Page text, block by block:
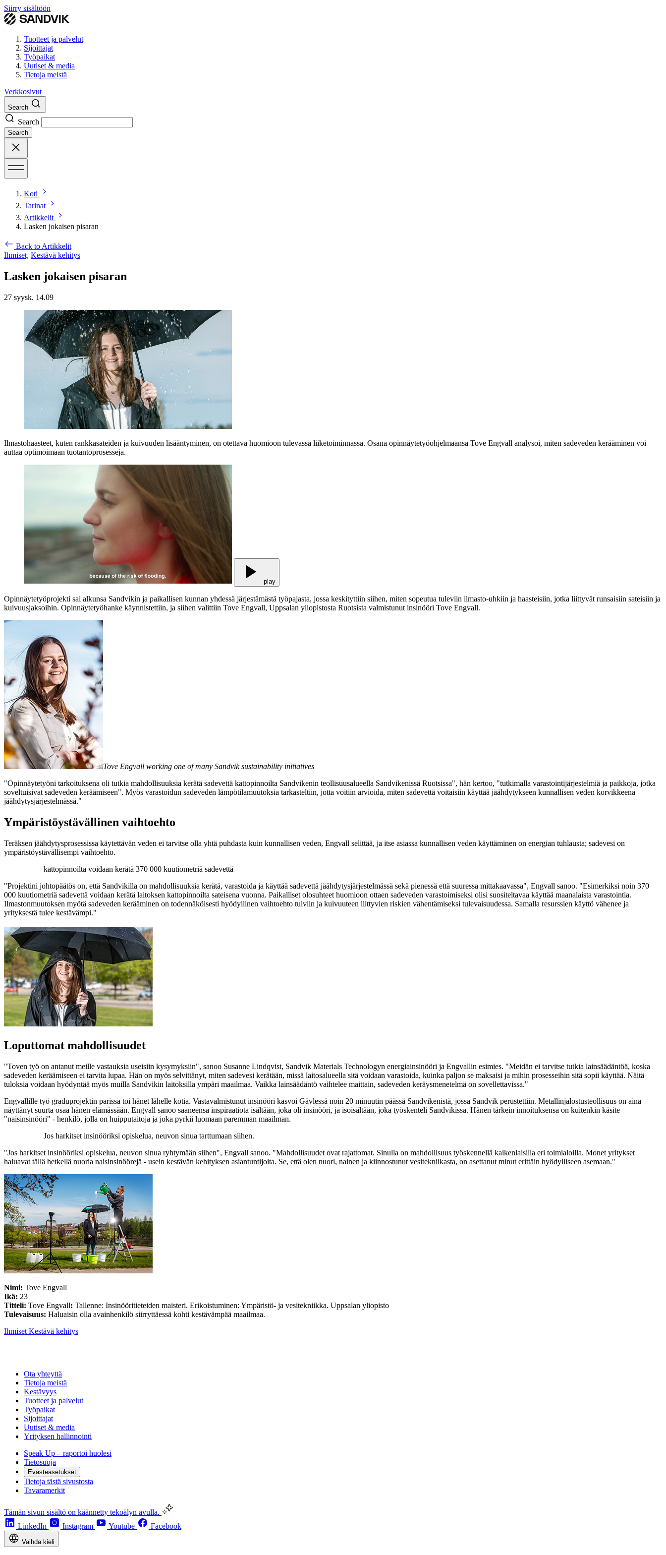
Siirry sisältöön
Tuotteet ja palvelut
Sijoittajat
Työpaikat
Uutiset & media
Tietoja meistä
Verkkosivut
Search
Search
Search
Koti
Tarinat
Artikkelit
Lasken jokaisen pisaran
Back to Artikkelit
Ihmiset, Kestävä kehitys
Lasken jokaisen pisaran
27 syysk. 14.09
Ilmastohaasteet, kuten rankkasateiden ja kuivuuden lisääntyminen, on otettava huomioon tulevassa liiketoiminnassa. Osana opinnäytetyöohjelmaansa Tove Engvall analysoi, miten sadeveden kerääminen voi
auttaa optimoimaan tuotantoprosesseja.
play
Opinnäytetyöprojekti sai alkunsa Sandvikin ja paikallisen kunnan yhdessä järjestämästä työpajasta, jossa keskityttiin siihen, miten sopeutua tuleviin ilmasto-uhkiin ja haasteisiin, jotka liittyvät runsaisiin sateisiin ja
kuivuusjaksoihin. Opinnäytetyöhanke käynnistettiin, ja siihen valittiin Tove Engvall, Uppsalan yliopistosta Ruotsista valmistunut insinööri Tove Engvall.
Tove Engvall working one of many Sandvik sustainability initiatives
"Opinnäytetyöni tarkoituksena oli tutkia mahdollisuuksia kerätä sadevettä kattopinnoilta Sandvikenin teollisuusalueella Sandvikenissä Ruotsissa", hän kertoo, "tutkimalla varastointijärjestelmiä ja paikkoja, jotka
soveltuisivat sadeveden keräämiseen". Myös varastoidun sadeveden lämpötilamuutoksia tarkasteltiin, jotta voitiin arvioida, miten sadevettä voitaisiin käyttää jäähdytykseen kunnallisen veden korvikkeena
jäähdytysjärjestelmässä."
Ympäristöystävällinen vaihtoehto
Teräksen jäähdytysprosessissa käytettävän veden ei tarvitse olla yhtä puhdasta kuin kunnallisen veden, Engvall selittää, ja itse asiassa kunnallisen veden käyttäminen on energian tuhlausta; sadevesi on
ympäristöystävällisempi vaihtoehto.
kattopinnoilta voidaan kerätä 370 000 kuutiometriä sadevettä
"Projektini johtopäätös on, että Sandvikilla on mahdollisuuksia kerätä, varastoida ja käyttää sadevettä jäähdytysjärjestelmässä sekä pienessä että suuressa mittakaavassa", Engvall sanoo. "Esimerkiksi noin 370
000 kuutiometriä sadevettä voidaan kerätä laitoksen kattopinnoilta sateisena vuonna. Paikalliset olosuhteet huomioon ottaen sadeveden varastoimiseksi olisi suositeltavaa käyttää maanalaista varastointia.
Ilmastonmuutoksen myötä sadeveden kerääminen on todennäköisesti hyödyllinen vaihtoehto tulviin ja kuivuuteen liittyvien riskien vähentämiseksi tulevaisuudessa. Samalla resurssien käyttö vähenee ja
yrityksestä tulee kestävämpi."
Loputtomat mahdollisuudet
"Toven työ on antanut meille vastauksia useisiin kysymyksiin", sanoo Susanne Lindqvist, Sandvik Materials Technologyn energiainsinööri ja Engvallin esimies. "Meidän ei tarvitse tutkia lainsäädäntöä, koska
sadeveden keräämiseen ei tarvita lupaa. Hän on myös selvittänyt, miten sadevesi kerätään, missä laitosalueella sitä voidaan varastoida, kuinka paljon se maksaisi ja mihin prosesseihin sitä sopii käyttää. Näitä
tuloksia voidaan hyödyntää myös muilla Sandvikin laitoksilla ympäri maailmaa. Vaikka lainsäädäntö vaihtelee maittain, sadeveden keräysmenetelmä on sovellettavissa."
Engvallille työ graduprojektin parissa toi hänet lähelle kotia. Vastavalmistunut insinööri kasvoi Gävlessä noin 20 minuutin päässä Sandvikenistä, jossa Sandvik perustettiin. Metallinjalostusteollisuus on aina
näyttänyt suurta osaa hänen elämässään. Engvall sanoo saaneensa inspiraatiota isältään, joka oli insinööri, ja isoisältään, joka työskenteli Sandvikissa. Hänen tärkein innoituksensa on kuitenkin käsite
"naisinsinööri" - henkilö, jolla on huipputaitoja ja joka pyrkii luomaan paremman maailman.
Jos harkitset insinööriksi opiskelua, neuvon sinua tarttumaan siihen.
"Jos harkitset insinööriksi opiskelua, neuvon sinua ryhtymään siihen", Engvall sanoo. "Mahdollisuudet ovat rajattomat. Sinulla on mahdollisuus työskennellä kaikenlaisilla eri toimialoilla. Monet yritykset
haluavat tällä hetkellä nuoria naisinsinöörejä - usein kestävän kehityksen asiantuntijoita. Se, että olen nuori, nainen ja kiinnostunut vesitekniikasta, on asettanut minut erittäin hyödylliseen asemaan."
Nimi: Tove Engvall
Ikä: 23
Titteli: Tove Engvall: Tallenne: Insinööritieteiden maisteri. Erikoistuminen: Ympäristö- ja vesitekniikka. Uppsalan yliopisto
Tulevaisuus: Haluaisin olla avainhenkilö siirryttäessä kohti kestävämpää maailmaa.
Ihmiset Kestävä kehitys
Ota yhteyttä
Tietoja meistä
Kestävyys
Tuotteet ja palvelut
Työpaikat
Sijoittajat
Uutiset & media
Yrityksen hallinnointi
Speak Up – raportoi huolesi
Tietosuoja
Evästeasetukset
Tietoja tästä sivustosta
Tavaramerkit
Tämän sivun sisältö on käännetty tekoälyn avulla.
LinkedIn
Instagram Youtube Facebook
Vaihda kieli